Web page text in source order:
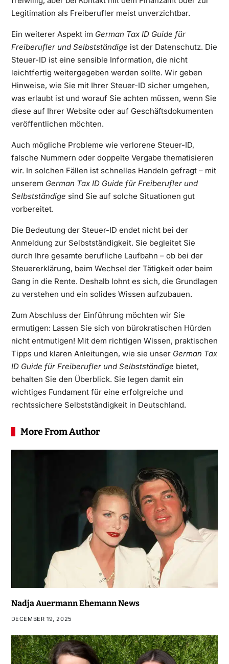
Legitimation als Freiberufler meist unverzichtbar.
Ein weiterer Aspekt im German Tax ID Guide für
Freiberufler und Selbstständige ist der Datenschutz. Die
Steuer-ID ist eine sensible Information, die nicht
leichtfertig weitergegeben werden sollte. Wir geben
Hinweise, wie Sie mit Ihrer Steuer-ID sicher umgehen,
was erlaubt ist und worauf Sie achten müssen, wenn Sie
diese auf Ihrer Website oder auf Geschäftsdokumenten
veröffentlichen möchten.
Auch mögliche Probleme wie verlorene Steuer-ID,
falsche Nummern oder doppelte Vergabe thematisieren
wir. In solchen Fällen ist schnelles Handeln gefragt – mit
unserem German Tax ID Guide für Freiberufler und
Selbstständige sind Sie auf solche Situationen gut
vorbereitet.
Die Bedeutung der Steuer-ID endet nicht bei der
Anmeldung zur Selbstständigkeit. Sie begleitet Sie
durch Ihre gesamte berufliche Laufbahn – ob bei der
Steuererklärung, beim Wechsel der Tätigkeit oder beim
Gang in die Rente. Deshalb lohnt es sich, die Grundlagen
zu verstehen und ein solides Wissen aufzubauen.
Zum Abschluss der Einführung möchten wir Sie
ermutigen: Lassen Sie sich von bürokratischen Hürden
nicht entmutigen! Mit dem richtigen Wissen, praktischen
Tipps und klaren Anleitungen, wie sie unser German Tax
ID Guide für Freiberufler und Selbstständige bietet,
behalten Sie den Überblick. Sie legen damit ein
wichtiges Fundament für eine erfolgreiche und
rechtssichere Selbstständigkeit in Deutschland.
More From Author
Nadja Auermann Ehemann News
DECEMBER 19, 2025